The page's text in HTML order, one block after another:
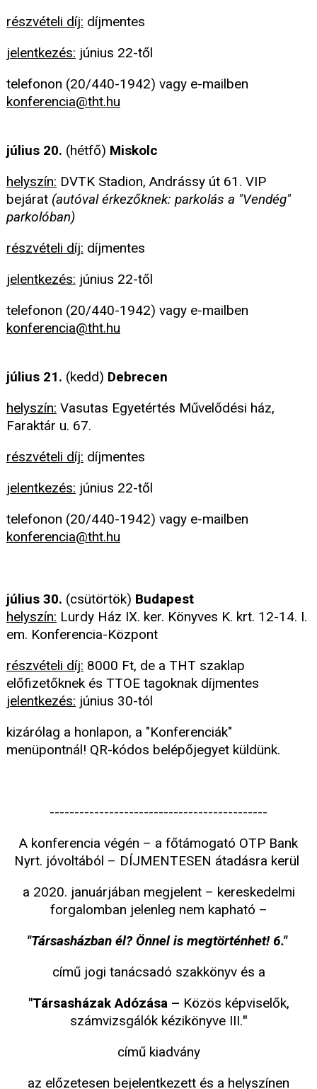
részvételi díj: díjmentes
jelentkezés: június 22-től
telefonon (20/440-1942) vagy e-mailben
konferencia@tht.hu
július 20. (hétfő) Miskolc
helyszín: DVTK Stadion, Andrássy út 61. VIP
bejárat (autóval érkezőknek: parkolás a "Vendég"
parkolóban)
részvételi díj: díjmentes
jelentkezés: június 22-től
telefonon (20/440-1942) vagy e-mailben
konferencia@tht.hu
július 21. (kedd) Debrecen
helyszín: Vasutas Egyetértés Művelődési ház,
Faraktár u. 67.
részvételi díj: díjmentes
jelentkezés: június 22-től
telefonon (20/440-1942) vagy e-mailben
konferencia@tht.hu
július 30. (csütörtök) Budapest
helyszín: Lurdy Ház IX. ker. Könyves K. krt. 12-14. I.
em. Konferencia-Központ
részvételi díj: 8000 Ft, de a THT szaklap
előfizetőknek és TTOE tagoknak díjmentes
jelentkezés: június 30-tól
kizárólag a honlapon, a "Konferenciák"
menüpontnál! QR-kódos belépőjegyet küldünk.
--------------------------------------------
A konferencia végén – a főtámogató OTP Bank
Nyrt. jóvoltából – DÍJMENTESEN átadásra kerül
a 2020. januárjában megjelent – kereskedelmi
forgalomban jelenleg nem kapható –
"Társasházban él? Önnel is megtörténhet! 6."
című jogi tanácsadó szakkönyv és a
"Társasházak Adózása – Közös képviselők,
számvizsgálók kézikönyve III."
című kiadvány
az előzetesen bejelentkezett és a helyszínen